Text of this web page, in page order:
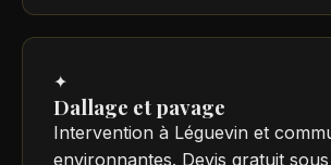
✦
Dallage et pavage
Intervention à Léguevin et
environnantes. Devis gratuit